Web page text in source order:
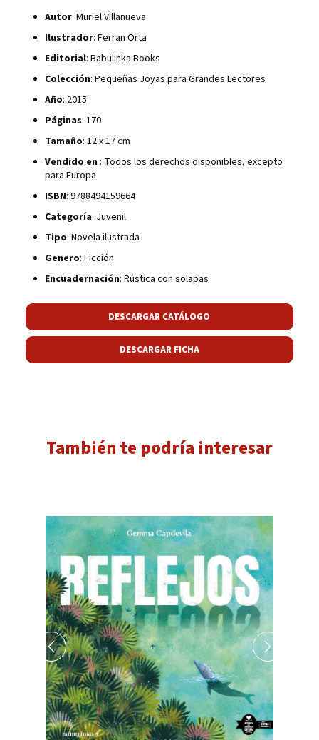
Autor: Muriel Villanueva
Ilustrador: Ferran Orta
Editorial: Babulinka Books
Colección: Pequeñas Joyas para Grandes Lectores
Año: 2015
Páginas: 170
Tamaño: 12 x 17 cm
Vendido en : Todos los derechos disponibles, excepto
para Europa
ISBN: 9788494159664
Categoría: Juvenil
Tipo: Novela ilustrada
Genero: Ficción
Encuadernación: Rústica con solapas
DESCARGAR CATÁLOGO
DESCARGAR FICHA
También te podría interesar